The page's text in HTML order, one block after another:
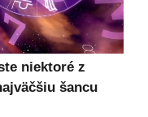
niektoré z
šancu